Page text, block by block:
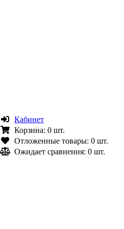
Кабинет
Корзина: 0 шт.
Отложенные товары: 0 шт.
Ожидает сравнения: 0 шт.